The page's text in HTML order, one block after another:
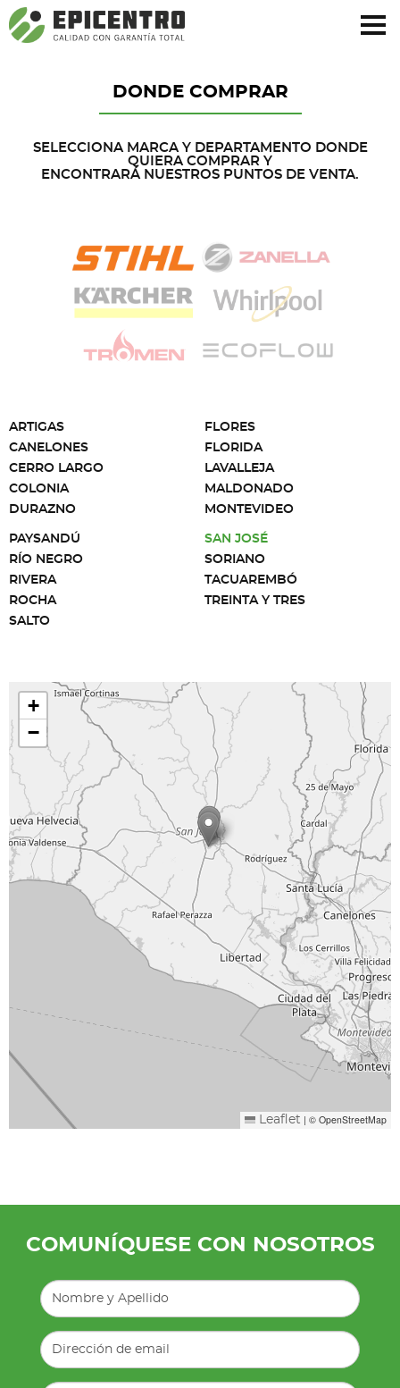
¿Olvidó su contraseña?Regístrese aquí
DONDE COMPRAR
SELECCIONA MARCA Y DEPARTAMENTO DONDE
QUIERA COMPRAR Y
ENCONTRARÁ NUESTROS PUNTOS DE VENTA.
ARTIGAS
CANELONES
CERRO LARGO
COLONIA
DURAZNO
FLORES
FLORIDA
LAVALLEJA
MALDONADO
MONTEVIDEO
PAYSANDÚ
RÍO NEGRO
RIVERA
ROCHA
SALTO
SAN JOSÉ
SORIANO
TACUAREMBÓ
TREINTA Y TRES
+
−
Leaflet | © OpenStreetMap
COMUNÍQUESE CON NOSOTROS